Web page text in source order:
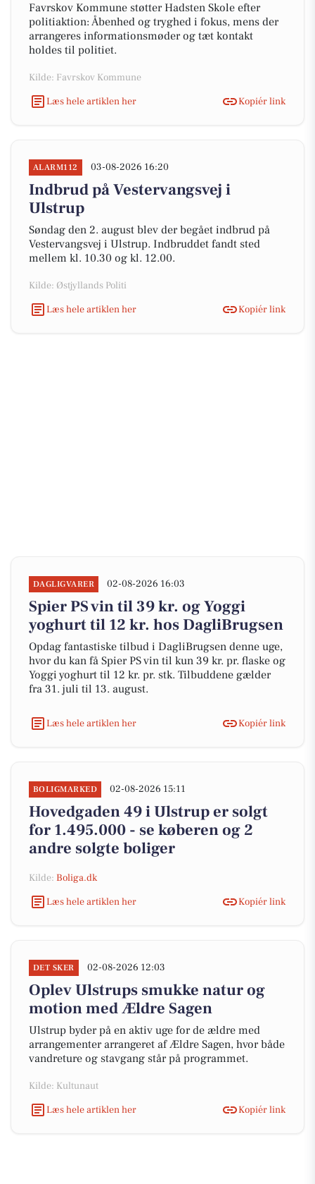
Favrskov Kommune støtter Hadsten Skole efter
politiaktion: Åbenhed og tryghed i fokus, mens der
arrangeres informationsmøder og tæt kontakt
holdes til politiet.
Kilde: Favrskov Kommune
Læs hele artiklen her
Kopiér link
ALARM112 03-08-2026 16:20
Indbrud på Vestervangsvej i
Ulstrup
Søndag den 2. august blev der begået indbrud på
Vestervangsvej i Ulstrup. Indbruddet fandt sted
mellem kl. 10.30 og kl. 12.00.
Kilde: Østjyllands Politi
Læs hele artiklen her
Kopiér link
DAGLIGVARER 02-08-2026 16:03
Spier PS vin til 39 kr. og Yoggi
yoghurt til 12 kr. hos DagliBrugsen
Opdag fantastiske tilbud i DagliBrugsen denne uge,
hvor du kan få Spier PS vin til kun 39 kr. pr. flaske og
Yoggi yoghurt til 12 kr. pr. stk. Tilbuddene gælder
fra 31. juli til 13. august.
Læs hele artiklen her Kopiér link
BOLIGMARKED 02-08-2026 15:11
Hovedgaden 49 i Ulstrup er solgt
for 1.495.000 - se køberen og 2
andre solgte boliger
Kilde: Boliga.dk
Læs hele artiklen her
Kopiér link
DET SKER 02-08-2026 12:03
Oplev Ulstrups smukke natur og
motion med Ældre Sagen
Ulstrup byder på en aktiv uge for de ældre med
arrangementer arrangeret af Ældre Sagen, hvor både
vandreture og stavgang står på programmet.
Kilde: Kultunaut
Læs hele artiklen her
Kopiér link